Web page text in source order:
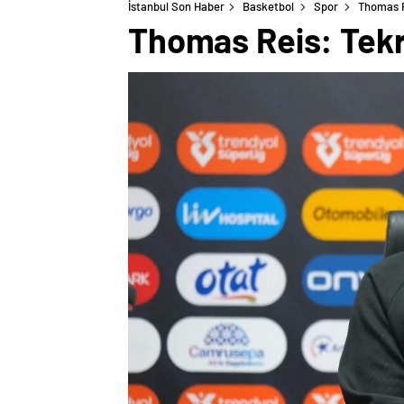
İstanbul Son Haber Basketbol Spor Thomas
Thomas Reis: